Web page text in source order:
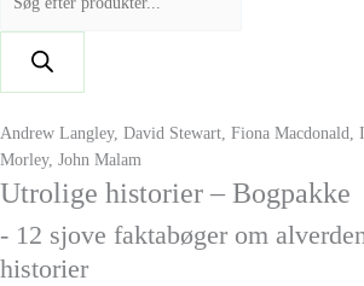
Andrew Langley, David Stewart, Fiona Macdonald,
Morley, John Malam
Utrolige historier – Bogpakke
- 12 sjove faktabøger om
historier